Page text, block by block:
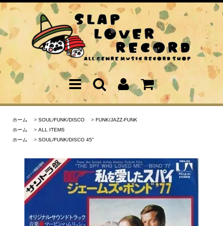
ホーム > SOUL/FUNK/DISCO > FUNK/JAZZ-FUNK
ホーム
> ALL ITEMS
ホーム
> SOUL/FUNK/DISCO 45"